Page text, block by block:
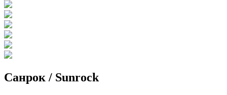
Санрок / Sunrock